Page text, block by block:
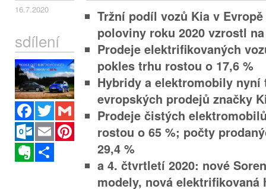
16.7.2020
sdílení
Facebook
Twitter
Outlook.com
Email
Evernote
Tržní podíl vozů Kia v
poloviny roku 2020 vzrostl
Prodeje elektrifikovaných
pokles trhu rostou o 17,6 %
Hybridy a elektromobily
evropských prodejů značky
Prodeje čistých
rostou o 65 %; počty
29,4 %
a 4. čtvrtletí 2020: nové
modely, nová